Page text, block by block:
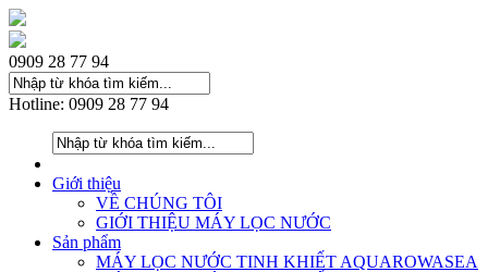
0909 28 77 94
Hotline: 0909 28 77 94
Giới thiệu
VỀ CHÚNG TÔI
GIỚI THIỆU MÁY LỌC NƯỚC
Sản phẩm
MÁY LỌC NƯỚC TINH KHIẾT AQUAROWASEA